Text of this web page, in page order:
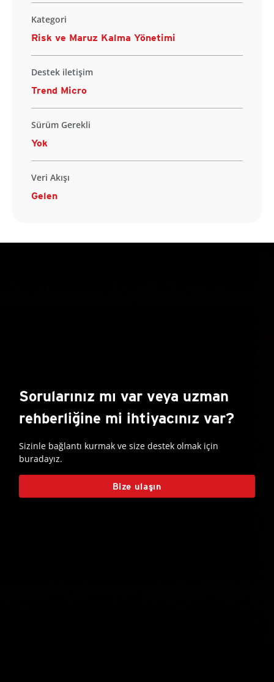
Kategori
Risk ve Maruz Kalma Yönetimi
Destek iletişim
Trend Micro
Sürüm Gerekli
Yok
Veri Akışı
Gelen
Sorularınız mı var veya uzman
rehberliğine mi ihtiyacınız var?
Sizinle bağlantı kurmak ve size destek olmak için
buradayız.
Bize ulaşın